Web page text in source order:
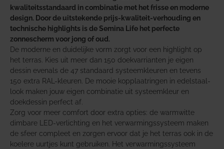
kwaliteitsstandaard in combinatie met het frisse en moderne
design. Door de uitstekende prijs-kwaliteit-verhouding en
technische highlights is de Semina Life het perfecte
zonnescherm voor jong of oud.
De moderne en duidelijke vorm zorgt voor een highlight op
het terras. Kies uit meer dan 150 doekvarrianten je eigen
dessin evenals de 47 standaard systeemkleuren en tevens
150 extra RAL-kleuren. De mooie kopplaatringen in edelstaal-
look maken jouw eigen combinatie uit systeemkleur en
doekdessin perfect af.
Zorg voor meer comfort door extra opties: de warmwitte
dimbare LED-verlichting en het verwarmingssysteem maken
de sfeer compleet en zorgen ervoor dat je het terras ook in de
koelere uurtjes kunt gebruiken. Het verwarmingssysteem